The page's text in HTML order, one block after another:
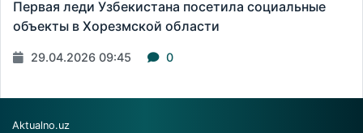
Первая леди Узбекистана посетила социальные
объекты в Хорезмской области
29.04.2026 09:45 0
Aktualno.uz